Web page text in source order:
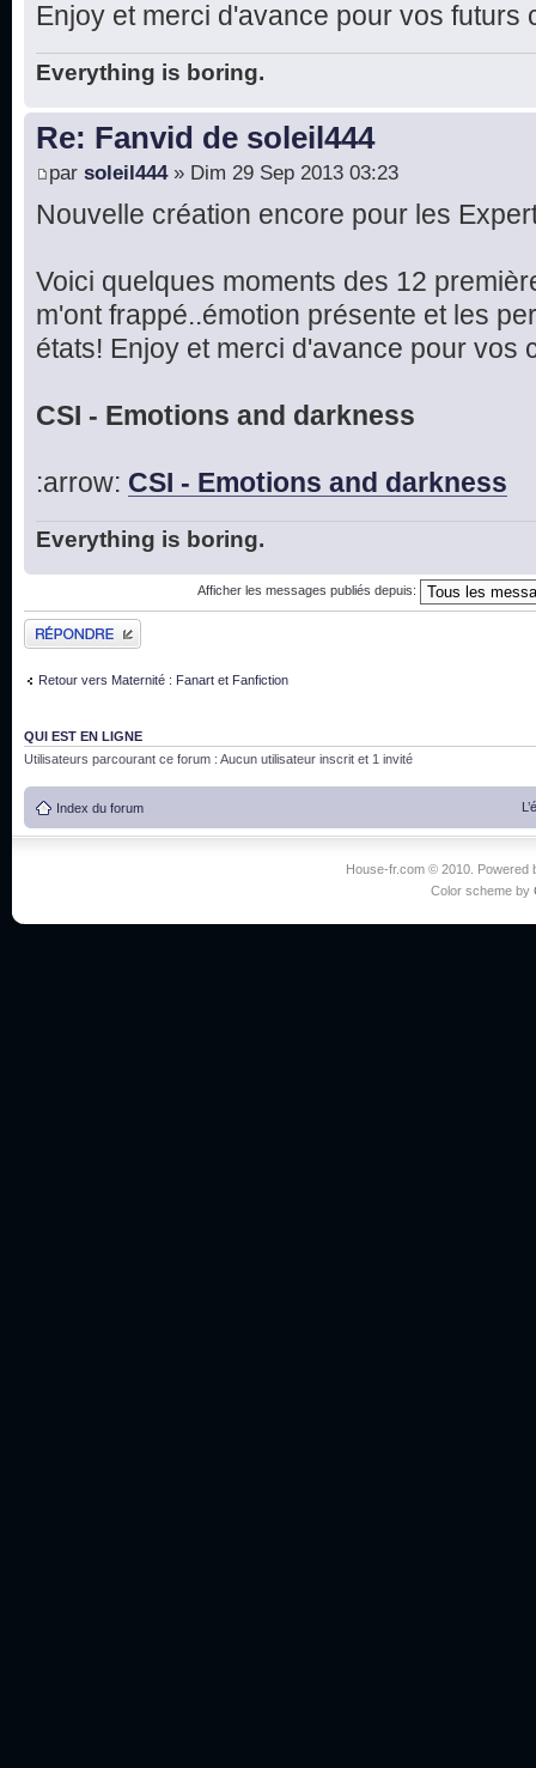
Enjoy et merci d'avance pour vos futurs
Everything is boring.
Re: Fanvid de soleil444
par soleil444» Dim 29 Sep 2013 03:23
Nouvelle création encore pour les
Voici quelques moments des 12
m'ont frappé..émotion présente et les
états! Enjoy et merci d'avance pour vos
CSI - Emotions and darkness
:arrow: CSI - Emotions and darkness
Everything is boring.
Afficher les messages publiés depuis:
Publier une réponse
Retour vers Maternité : Fanart et Fanfiction
QUI EST EN LIGNE
Utilisateurs parcourant ce forum : Aucun utilisateur inscrit et 1 invité
Index du forum
House-fr.com © 2010. Powered
Color scheme by